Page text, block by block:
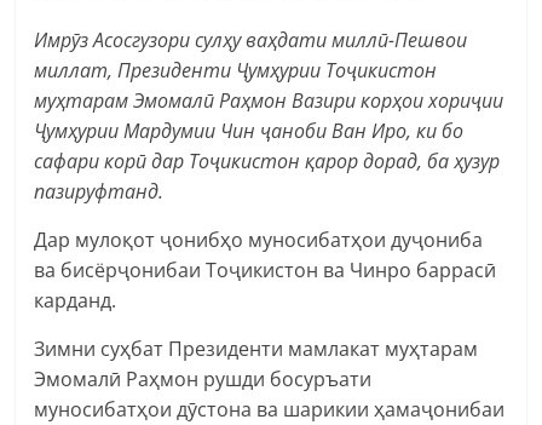
Имрӯз Асосгузори сулҳу ваҳдати миллӣ-Пешвои
миллат, Президенти Ҷумҳурии Тоҷикистон
муҳтарам Эмомалӣ Раҳмон Вазири корҳои хориҷии
Ҷумҳурии Мардумии Чин ҷаноби Ван Иро, ки бо
сафари корӣ дар Тоҷикистон қарор дорад, ба ҳузур
пазируфтанд.
Дар мулоқот ҷонибҳо муносибатҳои дуҷониба
ва бисёрҷонибаи Тоҷикистон ва Чинро баррасӣ
карданд.
Зимни суҳбат Президенти мамлакат муҳтарам
Эмомалӣ Раҳмон рушди босуръати
муносибатҳои дӯстона ва шарикии ҳамаҷонибаи